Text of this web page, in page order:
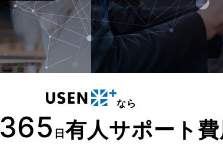
なら
365 日 有人サポート